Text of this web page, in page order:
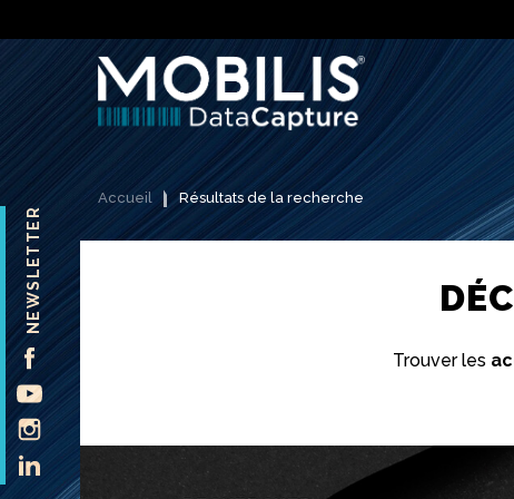
NEWSLETTER
FACEBOOK
YOUTUBE
Accueil Résultats de la recherche
Trouver les